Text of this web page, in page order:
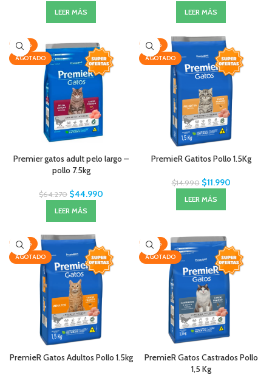
LEER MÁS LEER MÁS
-30%
AGOTADO
Premier gatos adult pelo largo –
pollo 7.5kg
$64.270 $44.990
LEER MÁS
-20%
AGOTADO
PremieR Gatitos Pollo 1.5Kg
$14.990 $11.990
LEER MÁS
-20%
AGOTADO
PremieR Gatos Adultos Pollo 1.5kg
-20%
AGOTADO
PremieR Gatos Castrados Pollo
1,5 Kg